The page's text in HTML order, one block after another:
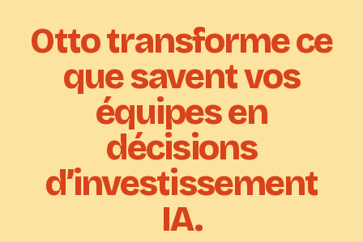
Otto transforme ce
que savent vos
équipes en
décisions
d’investissement
IA.